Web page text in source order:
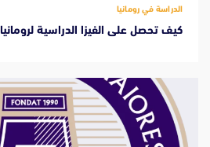
الدراسة في رومانيا
كيف تحصل على الفيزا الدراسية لرومانيا 2025-2026